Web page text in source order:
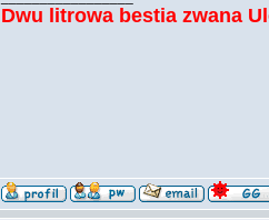
Dwu litrowa bestia zwana